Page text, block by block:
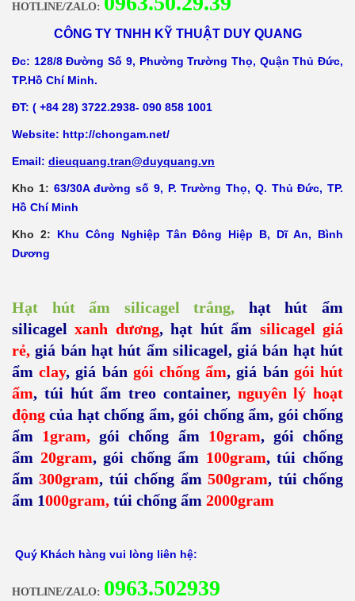
HOTLINE/ZALO:
CÔNG TY TNHH KỸ THUẬT DUY QUANG
Đc: 128/8 Đường Số 9, Phường Trường Thọ, Quận Thủ Đức,
TP.Hồ Chí Minh.
ĐT: ( +84 28) 3722.2938- 090 858 1001
​Website: http://chongam.net/
Email: dieuquang.tran@duyquang.vn
Kho 1: 63/30A đường số 9, P. Trường Thọ, Q. Thủ Đức, TP.
Hồ Chí Minh
Kho 2: Khu Công Nghiệp Tân Đông Hiệp B, Dĩ An, Bình
Dương
Hạt hút ẩm silicagel trắng,
hạt hút ẩm
silicagelxanh dương,hạt hút ẩm silicagel giá
rẻ, giá bán hạt hút ẩm silicagel,giá bán hạt hút
ẩmclay, giá bán gói chống ẩm,giá bán gói hút
ẩm, túi hút ẩm treo container, nguyên lý hoạt
độngcủa hạt chống ẩm,gói chống ẩm, gói chống
ẩm 1gram, gói chống ẩm 10gram, gói chống
ẩm 20gram,gói chống ẩm 100gram,túi chống
ẩm300gram, túi chống ẩm500gram, túi chống
ẩm 1000gram, túi chống ẩm 2000gram
Quý Khách hàng vui lòng liên hệ:
HOTLINE/ZALO: 0963.502939